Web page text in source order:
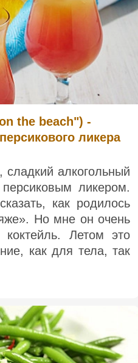
the beach") -
ликера
алкогольный
ликером.
как родилось
Но мне он очень
Летом это
как для тела, так